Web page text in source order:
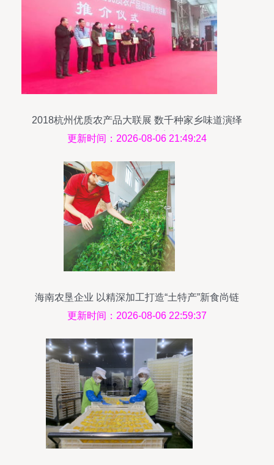
2018杭州优质农产品大联展 数千种家乡味道演绎
从田头到餐桌的完美蜕变
更新时间：2026-08-06 21:49:24
海南农垦企业 以精深加工打造“土特产”新食尚链
更新时间：2026-08-06 22:59:37